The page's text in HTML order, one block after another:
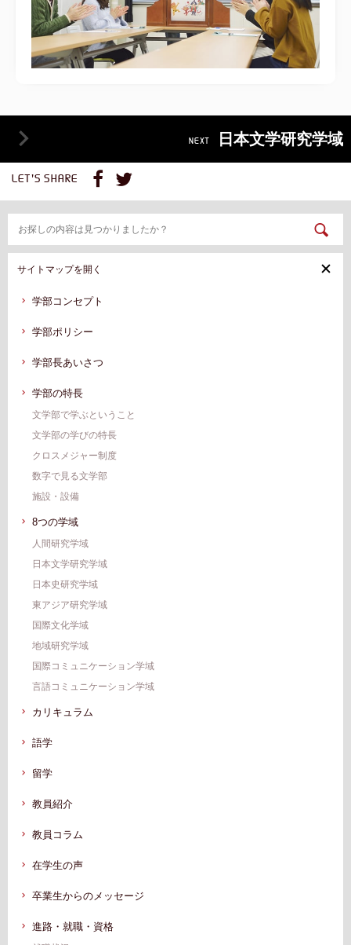
NEXT 日本文学研究学域
LET'S SHARE
サイトマップを開く
学部コンセプト
学部ポリシー
学部⻑あいさつ
学部の特⻑
⽂学部で学ぶということ
⽂学部の学びの特長
クロスメジャー制度
数字で⾒る⽂学部
施設・設備
8つの学域
人間研究学域
日本文学研究学域
日本史研究学域
東アジア研究学域
国際文化学域
地域研究学域
国際コミュニケーション学域
言語コミュニケーション学域
カリキュラム
語学
留学
教員紹介
教員コラム
在学生の声
卒業生からのメッセージ
進路・就職・資格